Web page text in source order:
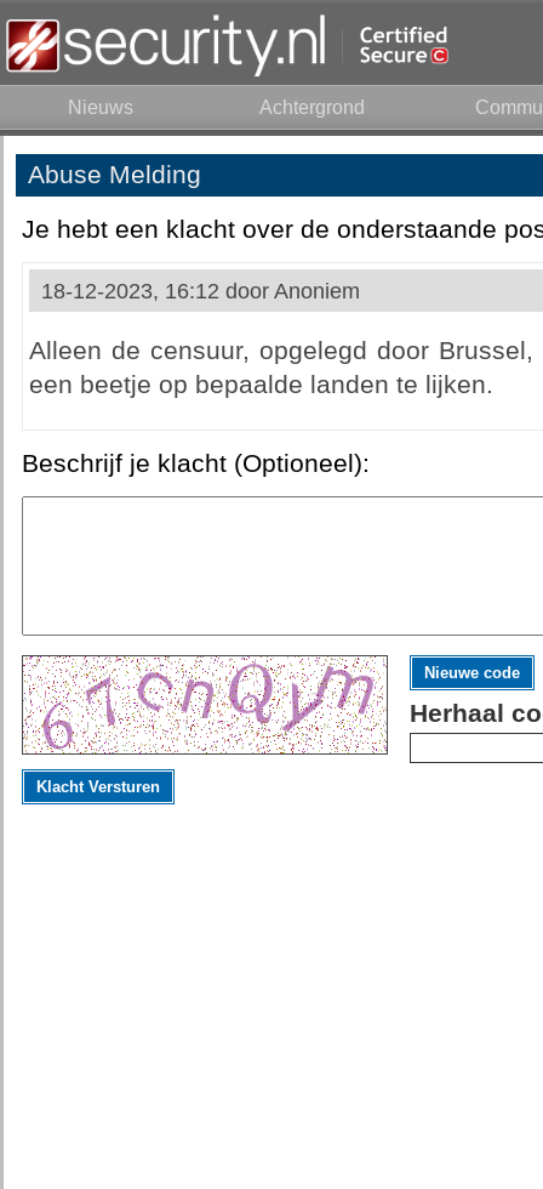
Nieuws Achtergrond
Abuse Melding
Je hebt een klacht over de onderstaande
18-12-2023, 16:12 door Anoniem
Alleen de censuur, opgelegd door
een beetje op bepaalde landen te lijken.
Beschrijf je klacht (Optioneel):
Nieuwe code
Herhaal
Klacht Versturen